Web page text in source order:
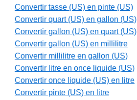
Convertir tasse (US) en pinte (US)
Convertir quart (US) en gallon (US)
Convertir gallon (US) en quart (US)
Convertir gallon (US) en millilitre
Convertir millilitre en gallon (US)
Convertir litre en once liquide (US)
Convertir once liquide (US) en litre
Convertir pinte (US) en litre